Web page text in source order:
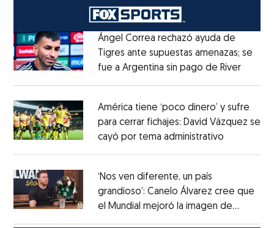
Ángel Correa rechazó ayuda de
Tigres ante supuestas amenazas; se
fue a Argentina sin pago de RiverOpens
América tiene ‘poco dinero’ y sufre
para cerrar fichajes: David Vázquez se
cayó por tema administrativo
‘Nos ven diferente, un país
grandioso’: Canelo Álvarez cree que
el Mundial mejoró la imagen de
MéxicoOpens in new window